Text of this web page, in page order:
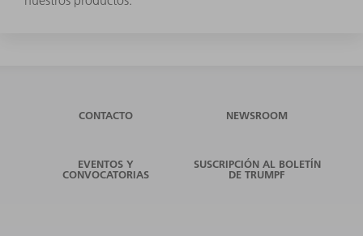
CONTACTO NEWSROOM
EVENTOS Y
CONVOCATORIAS
SUSCRIPCIÓN AL BOLETÍN
DE TRUMPF